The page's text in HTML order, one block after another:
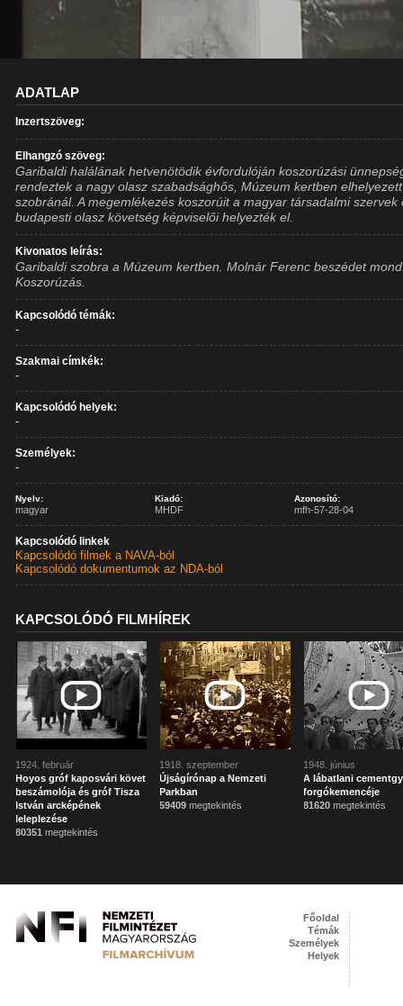
ADATLAP
Inzertszöveg:
Elhangzó szöveg:
Garibaldi halálának hetvenötödik évfordulóján koszorúzási
rendeztek a nagy olasz szabadsághős, Múzeum kertben elhelyezett
szobránál. A megemlékezés koszorúit a magyar társadalmi szervek
budapesti olasz követség képviselői helyezték el.
Kivonatos leírás:
Garibaldi szobra a Múzeum kertben. Molnár Ferenc beszédet
Koszorúzás.
Kapcsolódó témák:
-
Szakmai címkék:
-
Kapcsolódó helyek:
-
Személyek:
-
Nyelv:
magyar
Kiadó:
MHDF
Azonosító:
mfh-57-28-04
Kapcsolódó linkek
Kapcsolódó filmek a NAVA-ból
Kapcsolódó dokumentumok az NDA-ból
KAPCSOLÓDÓ FILMHÍREK
1924. február
Hoyos gróf kaposvári követ
beszámolója és gróf Tisza
István arcképének
leleplezése
80351 megtekintés
1918. szeptember
Újságírónap a Nemzeti
Parkban
59409 megtekintés
1948. június
A lábatlani
forgókemencéje
81620 megtekintés
Főoldal
Témák
Személyek
Helyek